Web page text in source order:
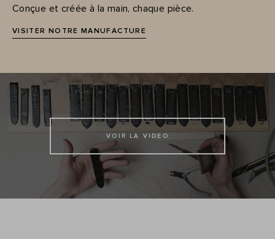
Conçue et créée à la main, chaque pièce.
VISITER NOTRE MANUFACTURE
VOIR LA VIDEO